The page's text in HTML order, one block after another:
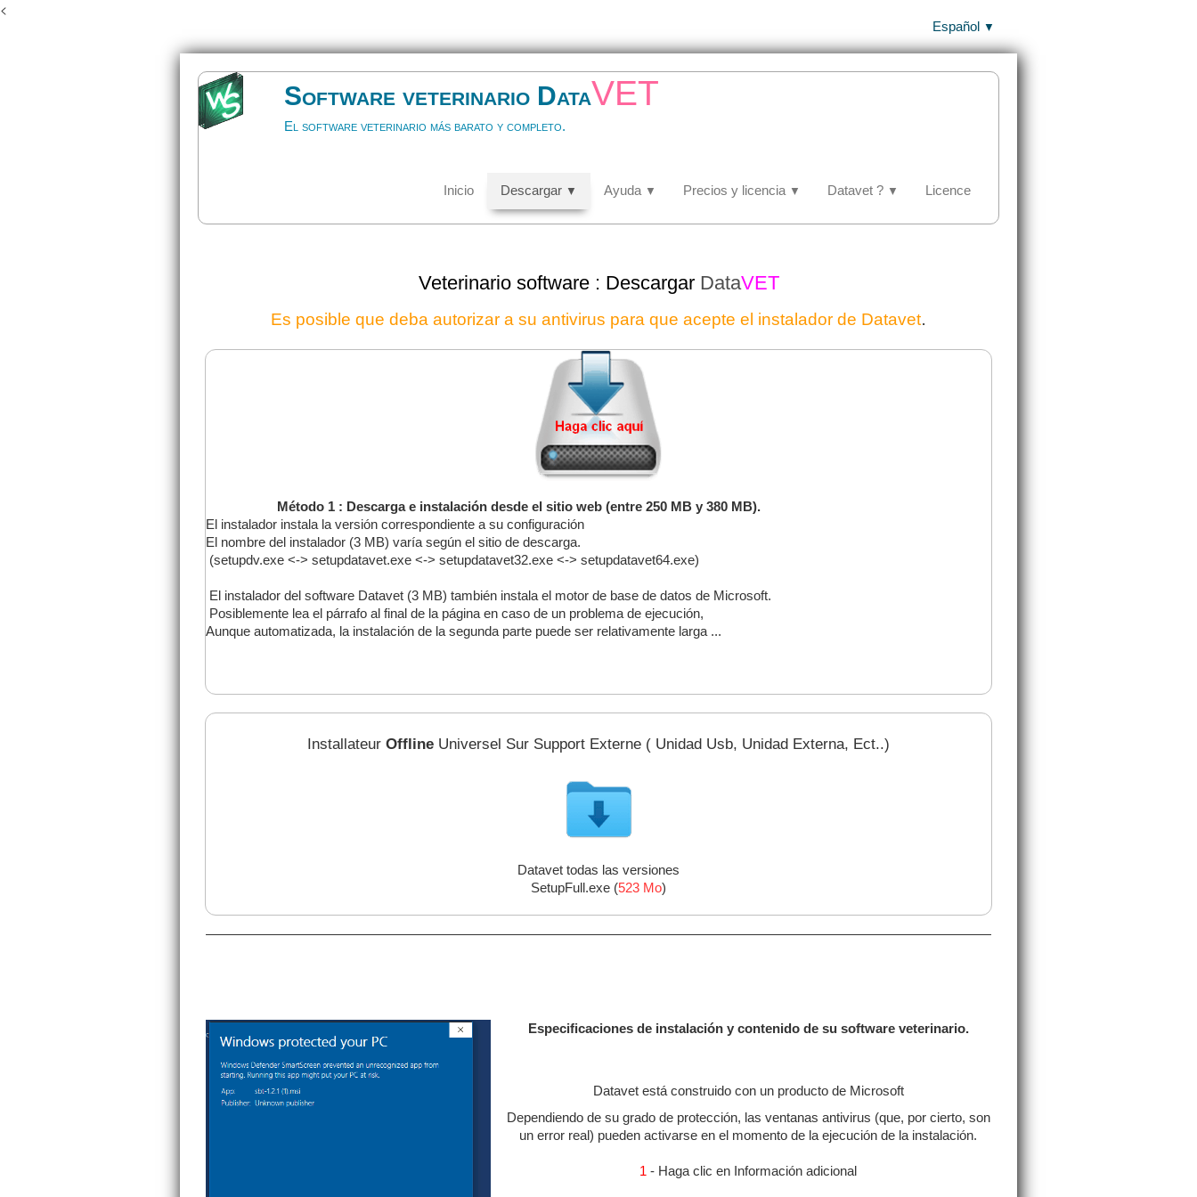
<
Español ▼
Software veterinario Datavet
El software veterinario más barato y completo.
Inicio Descargar ▼ Ayuda ▼ Precios y licencia ▼ Datavet ? ▼ Licence
Veterinario software : DescargarDataVET
Es posible que deba autorizar a su antivirus para que acepte el instalador de Datavet.
Método 1 : Descarga e instalación desde el sitio web (entre 250 MB y 380 MB).
El instalador instala la versión correspondiente a su configuración
El nombre del instalador (3 MB) varía según el sitio de descarga.
(setupdv.exe <-> setupdatavet.exe <-> setupdatavet32.exe <-> setupdatavet64.exe)
El instalador del software Datavet (3 MB) también instala el motor de base de datos de Microsoft.
Posiblemente lea el párrafo al final de la página en caso de un problema de ejecución,
Aunque automatizada, la instalación de la segunda parte puede ser relativamente larga ...
Installateur Offline Universel Sur Support Externe ( Unidad Usb, Unidad Externa, Ect..)
Datavet todas las versiones
SetupFull.exe (523 Mo)
Especificaciones de instalación y contenido de su software veterinario.
Datavet está construido con un producto de Microsoft
Dependiendo de su grado de protección, las ventanas antivirus (que, por cierto, son
un error real) pueden activarse en el momento de la ejecución de la instalación.
1 - Haga clic en Información adicional